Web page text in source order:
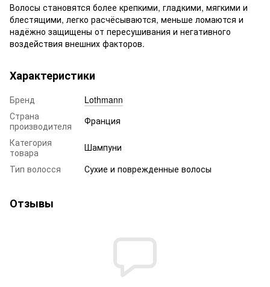
Волосы становятся более крепкими, гладкими, мягкими и
блестящими, легко расчёсываются, меньше ломаются и
надёжно защищены от пересушивания и негативного
воздействия внешних факторов.
Характеристики
Бренд
Lothmann
Страна
производителя
Франция
Категория
товара
Шампуни
Тип волосся
Сухие и поврежденные волосы
Отзывы